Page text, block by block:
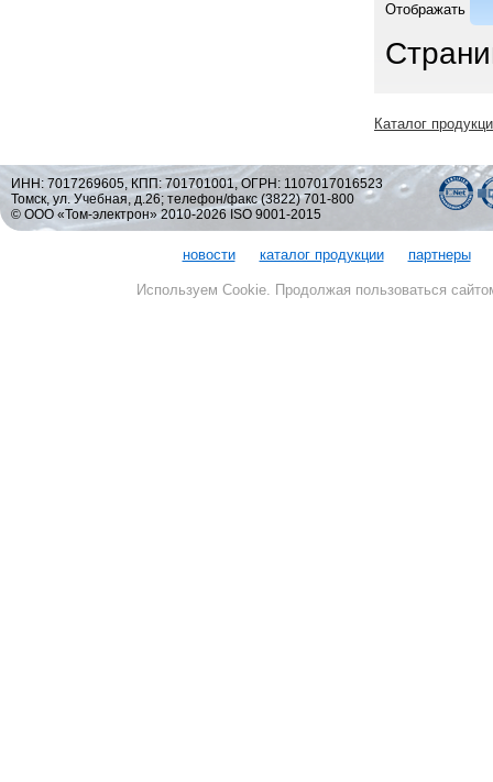
Отображать
Каталог
ИНН: 7017269605, КПП: 701701001, ОГРН: 1107017016523
Томск, ул. Учебная, д.26; телефон/факс (3822) 701-800
© ООО «Том-электрон» 2010-2026 ISO 9001-2015
новости каталог продукции партнеры
Используем Cookie. Продолжая пользоваться